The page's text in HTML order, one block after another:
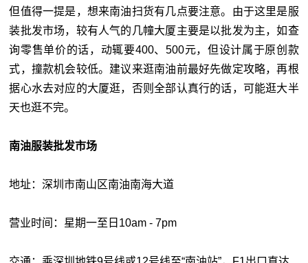
但值得一提是，想来南油扫货有几点要注意。由于这里是服
装批发市场，较有人气的几幢大厦主要是以批发为主，如查
询零售单价的话，动辄要400、500元，但设计属于原创款
式，撞款机会较低。建议来逛南油前最好先做定攻略，再根
据心水去对应的大厦逛，否则全部认真行的话，可能逛大半
天也逛不完。
南油服装批发市场
地址：深圳市南山区南油南海大道
营业时间：星期一至日10am - 7pm